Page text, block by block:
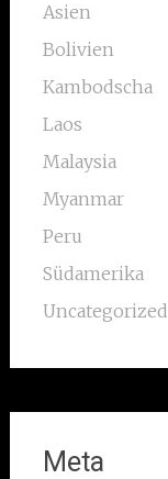
Asien
Bolivien
Kambodscha
Laos
Malaysia
Myanmar
Peru
Südamerika
Uncategorized
Meta